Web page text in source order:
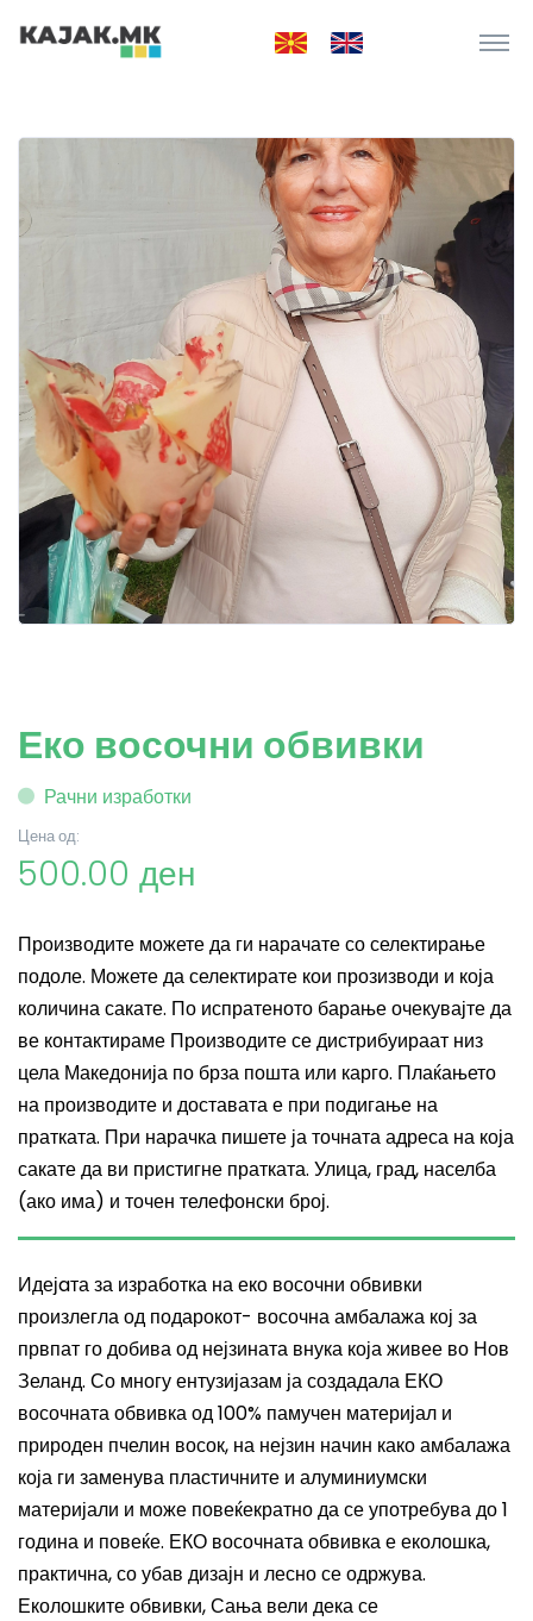
Еко восочни обвивки
Рачни изработки
Цена од:
500.00 ден
Производите можете да ги нарачате со селектирање
подоле. Можете да селектирате кои прозизводи и која
количина сакате. По испратеното барање очекувајте да
ве контактираме Производите се дистрибуираат низ
цела Македонија по брза пошта или карго. Плаќањето
на производите и доставата е при подигање на
пратката. При нарачка пишете ја точната адреса на која
сакате да ви пристигне пратката. Улица, град, населба
(ако има) и точен телефонски број.
Идејaта за изработка на еко восочни обвивки
произлеглаод подарокот- восочна амбалажа кој за
првпат го добиваод нејзината внука која живее во Нов
Зеланд. Со многу ентузијазам ја создадала ЕКО
восочната обвивка од 100% памучен материјал и
природен пчелин восок, на нејзин начин како амбалажа
која ги заменува пластичните и алуминиумски
материјали и може повеќекратно да се употребува до 1
година и повеќе. ЕКО восочната обвивка е еколошка,
практична, со убав дизајн и лесно се одржува.
Еколошките обвивки, Сања вели дека се